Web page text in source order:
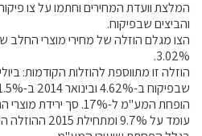
המלצת וועדת המחירים וחתמו על צו
והביצים שבפיקוח.
הצו מגלם הוזלה של מחירי מוצרי החלב
3.02%.